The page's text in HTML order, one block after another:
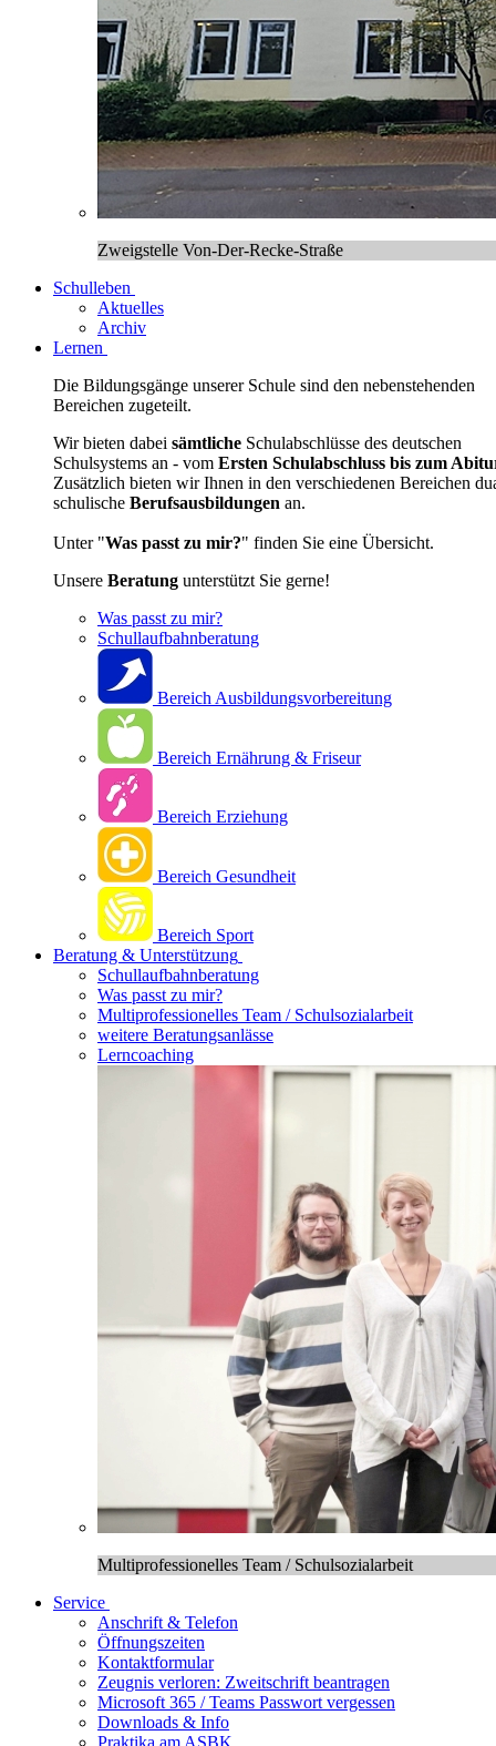
Zweigstelle Von-Der-Recke-Straße
Schulleben
Aktuelles
Archiv
Lernen
Die Bildungsgänge unserer Schule sind den nebenstehenden
Bereichen zugeteilt.
Wir bieten dabei sämtliche Schulabschlüsse des deutschen
Schulsystems an - vom Ersten Schulabschluss bis zum
Zusätzlich bieten wir Ihnen in den verschiedenen Bereichen
schulische Berufsausbildungen an.
Unter "Was passt zu mir?" finden Sie eine Übersicht.
Unsere Beratung unterstützt Sie gerne!
Was passt zu mir?
Schullaufbahnberatung
Bereich Ausbildungsvorbereitung
Bereich Ernährung & Friseur
Bereich Erziehung
Bereich Gesundheit
Bereich Sport
Beratung & Unterstützung
Schullaufbahnberatung
Was passt zu mir?
Multipro­fessionelles Team / Schulsozialarbeit
weitere Beratungsanlässe
Lerncoaching
Multiprofessionelles Team / Schulsozialarbeit
Service
Anschrift & Telefon
Öffnungszeiten
Kontaktformular
Zeugnis verloren: Zweitschrift beantragen
Microsoft 365 / Teams Passwort vergessen
Downloads & Info
Praktika am ASBK